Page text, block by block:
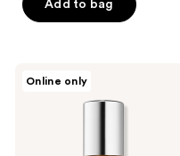
5
4
Add to bag
Online only